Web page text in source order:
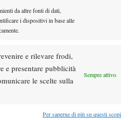
da altre fonti di dati,
i dispositivi in base alle
e rilevare frodi,
e presentare pubblicità
le scelte sulla
Sempre attivo
Per saperne di più su questi scopi